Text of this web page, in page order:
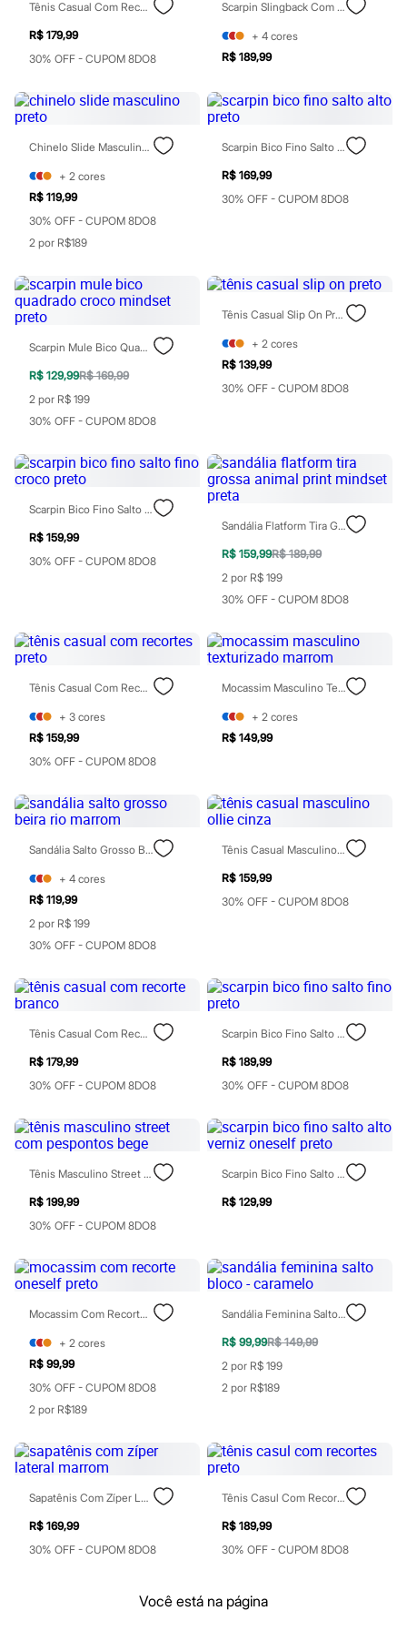
Botas
Chinelos
Pantufas
Rasteirinhas
Tênis
Diversão
Marcas
Baby Club
Miss Fifteen
Palomino
Moda íntima
Calcinhas
Cuecas
Pijamas
Moda praia
Biquínis e Maiôs
Blusas de proteção
Sungas
Personagens
Bluey
Hello Kitty
Homem Aranha
Naruto
Patrulha Canina
Sonic
Stitch
Beleza
Kits
Perfumes árabes
Novidades
Finalizadores
Shampoo
Tratamento
Cuidados com o corpo
Protetor solar
Tratamento
Cuidados com o rosto
Esfoliante
Protetor solar
Tônicos
Maquiagens
Base
Blush
Corretivo
Pó facial
Sombras
Banderas
Beleza C&A
Boca Rosa
Bruna Tavares
Carolina Herrera
Ciclo
Fran by Franciny Ehlke
Jean Paul Gaultier
Mari Maria
Mascavo
Océane
Payot
Rabanne
Real Techniques
Vult
Perfumes
Perfumes femininos
Perfumes infantis
Perfumes masculinos
Todos os produtos
Mindse7
Novidades
Blusas
Calças
Casacos e Jaquetas
Jeans
Saias
Shorts e Bermudas
Vestidos
Acessórios
Alfaiataria
Calçados
Tênis Casual Com Recortes Preto
R$ 179,99
30% OFF - CUPOM 8DO8
Scarpin Slingback Com Bico Fino Preto
+ 4 cores
R$ 189,99
Chinelo Slide Masculino Preto
+ 2 cores
R$ 119,99
30% OFF - CUPOM 8DO8
2 por R$189
Scarpin Bico Fino Salto Alto Preto
R$ 169,99
30% OFF - CUPOM 8DO8
Scarpin Mule Bico Quadrado Croco Mindset Preto
R$ 129,99R$ 169,99
2 por R$ 199
30% OFF - CUPOM 8DO8
Tênis Casual Slip On Preto
+ 2 cores
R$ 139,99
30% OFF - CUPOM 8DO8
Scarpin Bico Fino Salto Fino Croco Preto
R$ 159,99
30% OFF - CUPOM 8DO8
Sandália Flatform Tira Grossa Animal Print Mindset Preta
R$ 159,99R$ 189,99
2 por R$ 199
30% OFF - CUPOM 8DO8
Tênis Casual Com Recortes Preto
+ 3 cores
R$ 159,99
30% OFF - CUPOM 8DO8
Mocassim Masculino Texturizado Marrom
+ 2 cores
R$ 149,99
Sandália Salto Grosso Beira Rio Marrom
+ 4 cores
R$ 119,99
2 por R$ 199
30% OFF - CUPOM 8DO8
Tênis Casual Masculino Ollie Cinza
R$ 159,99
30% OFF - CUPOM 8DO8
Tênis Casual Com Recorte Branco
R$ 179,99
30% OFF - CUPOM 8DO8
Scarpin Bico Fino Salto Fino Preto
R$ 189,99
30% OFF - CUPOM 8DO8
Tênis Masculino Street Com Pespontos Bege
R$ 199,99
30% OFF - CUPOM 8DO8
Scarpin Bico Fino Salto Alto Verniz Oneself Preto
R$ 129,99
Mocassim Com Recorte Oneself Preto
+ 2 cores
R$ 99,99
30% OFF - CUPOM 8DO8
2 por R$189
Sandália Feminina Salto Bloco - Caramelo
R$ 99,99R$ 149,99
2 por R$ 199
2 por R$189
Sapatênis Com Zíper Lateral Marrom
R$ 169,99
30% OFF - CUPOM 8DO8
Tênis Casul Com Recortes Preto
R$ 189,99
30% OFF - CUPOM 8DO8
Você está na página